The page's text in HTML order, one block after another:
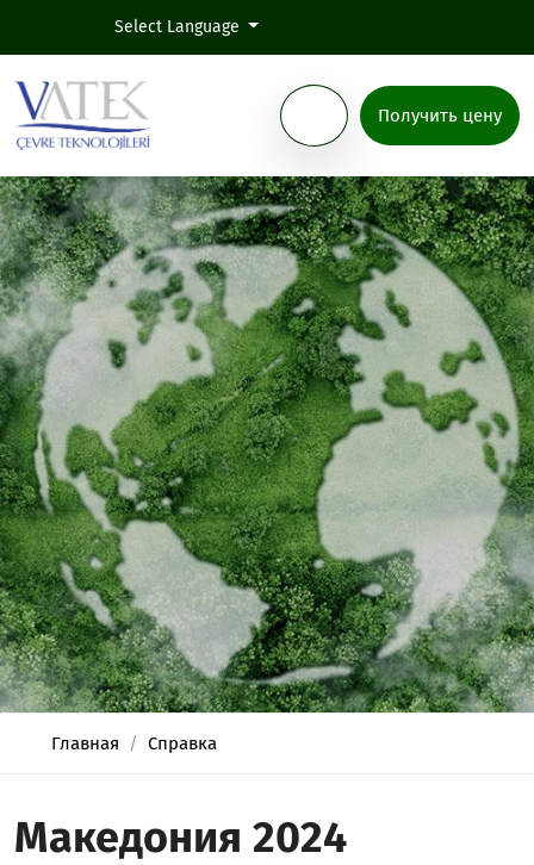
Select Language
Получить цену
Главная Справка
Македония 2024